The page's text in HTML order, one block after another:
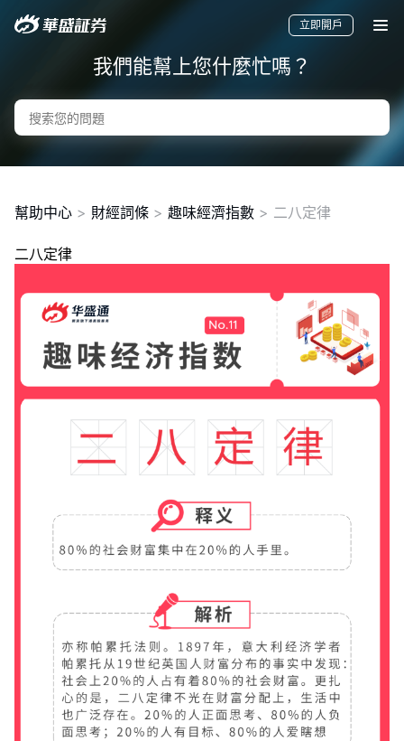
華盛APls
低時延極速交易系統
關於我們
媒體報導
立即開戶
我們能幫上您什麼忙嗎？
幫助中心 > 財經詞條 > 趣味經濟指數 > 二八定律
二八定律